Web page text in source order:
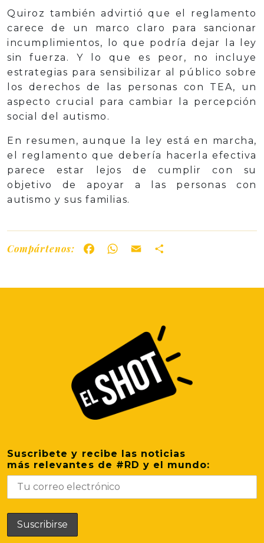
Quiroz también advirtió que el reglamento
carece de un marco claro para sancionar
incumplimientos, lo que podría dejar la ley
sin fuerza. Y lo que es peor, no incluye
estrategias para sensibilizar al público sobre
los derechos de las personas con TEA, un
aspecto crucial para cambiar la percepción
social del autismo.
En resumen, aunque la ley está en marcha,
el reglamento que debería hacerla efectiva
parece estar lejos de cumplir con su
objetivo de apoyar a las personas con
autismo y sus familias.
Compártenos: FacebookWhatsApp
Email
Suscribete y recibe las noticias
más relevantes de #RD y el mundo: